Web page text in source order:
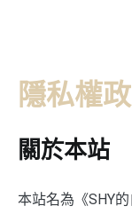
隱私權
關於本站
本站名為《SHY